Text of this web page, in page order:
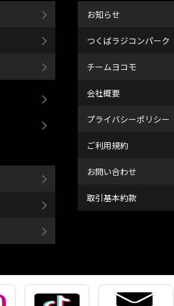
お知らせ
つくばラジコンパーク
チームヨコモ
会社概要
プライバシーポリシー
ご利用規約
お問い合わせ
取引基本約款